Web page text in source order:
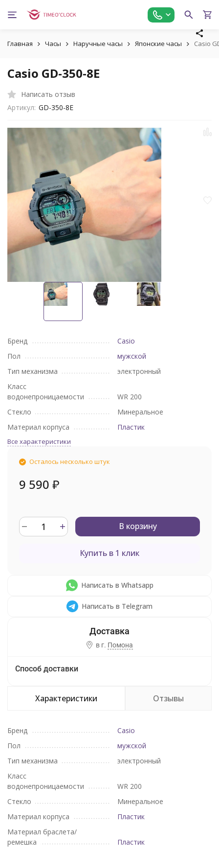
Главная Часы Наручные часы Японские часы Casio
Casio GD-350-8E
Написать отзыв
Артикул: GD-350-8E
Бренд
Casio
Пол
мужской
Тип механизма
электронный
Класс
водонепроницаемости
WR 200
Стекло
Минеральное
Материал корпуса
Пластик
Все характеристики
Осталось несколько штук
9 590 ₽
В корзину
Купить в 1 клик
Написать в Whatsapp
Написать в Telegram
в г. Помона
Способ доставки
Характеристики Отзывы
Бренд
Casio
Пол
мужской
Тип механизма
электронный
Класс
водонепроницаемости
WR 200
Стекло
Минеральное
Материал корпуса
Пластик
Материал браслета/
ремешка
Пластик